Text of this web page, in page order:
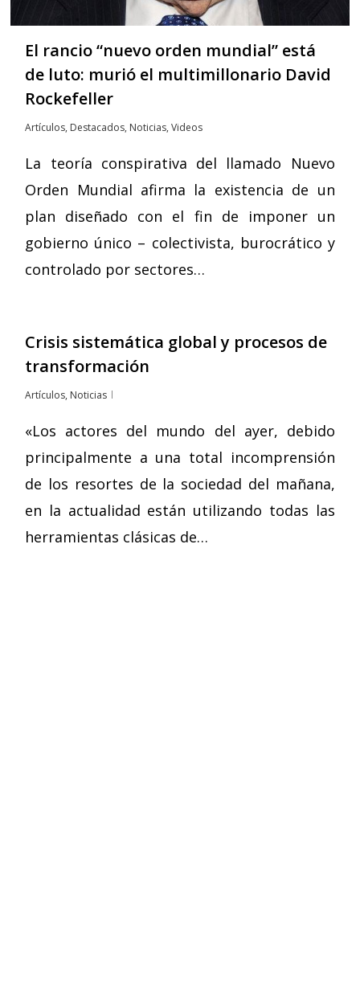
El rancio “nuevo orden mundial” está
de luto: murió el multimillonario David
Rockefeller
Artículos, Destacados, Noticias,Videos
La teoría conspirativa del llamado Nuevo
Orden Mundial afirma la existencia de un
plan diseñado con el fin de imponer un
gobierno único – colectivista, burocrático y
controlado por sectores…
Crisis sistemática global y procesos de
transformación
Artículos, Noticias
«Los actores del mundo del ayer, debido
principalmente a una total incomprensión
de los resortes de la sociedad del mañana,
en la actualidad están utilizando todas las
herramientas clásicas de…